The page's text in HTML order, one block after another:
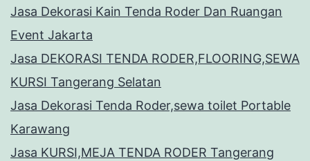
Jasa Dekorasi Kain Tenda Roder Dan Ruangan
Event Jakarta
Jasa DEKORASI TENDA RODER,FLOORING,SEWA
KURSI Tangerang Selatan
Jasa Dekorasi Tenda Roder,sewa toilet Portable
Karawang
Jasa KURSI,MEJA TENDA RODER Tangerang